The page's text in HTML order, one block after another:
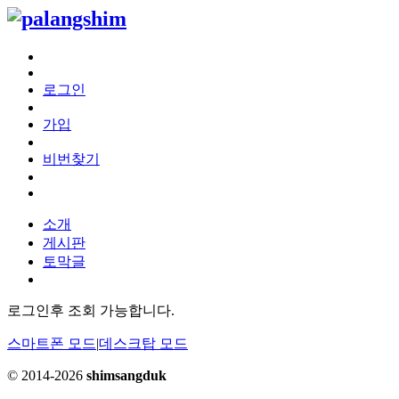
로그인
가입
비번찾기
소개
게시판
토막글
로그인후 조회 가능합니다.
스마트폰 모드|데스크탑 모드
© 2014-2026 shimsangduk